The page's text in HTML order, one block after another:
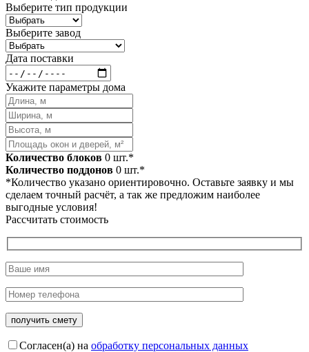
Выберите тип продукции
Выберите завод
Дата поставки
Укажите параметры дома
Количество блоков 0 шт.*
Количество поддонов 0 шт.*
*Количество указано ориентировочно. Оставьте заявку и мы
сделаем точный расчёт, а так же предложим наиболее
выгодные условия!
Рассчитать стоимость
Согласен(а) на обработку персональных данных